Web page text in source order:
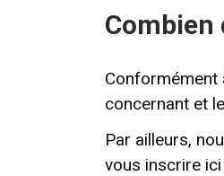
Combien
Conformément
concernant et
Par ailleurs,
vous inscrire